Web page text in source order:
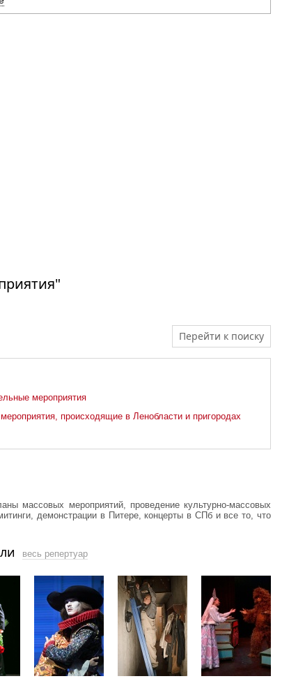
Перейти к поиску
мероприятия
происходящие в Ленобласти и пригородах
массовых мероприятий, проведение культурно-массовых
демонстрации в Питере, концерты в СПб и все то, что
весь репертуар